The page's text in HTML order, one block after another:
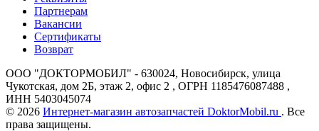
Партнерам
Вакансии
Сертификаты
Возврат
ООО "ДОКТОРМОБИЛ" - 630024, Новосибирск, улица
Чукотская, дом 2Б, этаж 2, офис 2 , ОГРН 1185476087488 ,
ИНН 5403045074
© 2026 Интернет-магазин автозапчастей DoktorMobil.ru . Все
права защищены.